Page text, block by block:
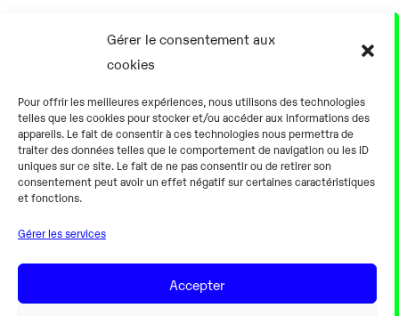
Gérer le consentement aux
cookies
Pour offrir les meilleures expériences, nous utilisons des technologies
telles que les cookies pour stocker et/ou accéder aux informations des
appareils. Le fait de consentir à ces technologies nous permettra de
traiter des données telles que le comportement de navigation ou les ID
uniques sur ce site. Le fait de ne pas consentir ou de retirer son
consentement peut avoir un effet négatif sur certaines caractéristiques
et fonctions.
Gérer les services
Accepter
Alternateur fermé
18 Août